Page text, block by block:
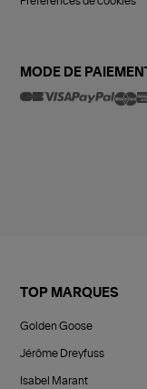
MODE DE PAIEMENT
TOP MARQUES
Golden Goose
Jérôme Dreyfuss
Isabel Marant